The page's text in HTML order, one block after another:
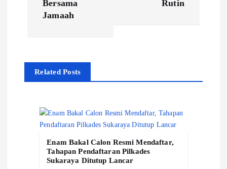
s
Bersama
Jamaah
Rutin
Related Posts
Enam Bakal Calon Resmi Mendaftar,
Tahapan Pendaftaran Pilkades
Sukaraya Ditutup Lancar